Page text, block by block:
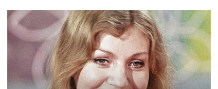
ПРЕМЬЕРА
ТАМ И ТУТ
СТИЛЬ ЖИЗНИ
ХАЙП
ИСТОРИЯ
ПЕРСОНЫ
СТИЛЬ
ЧТИВО